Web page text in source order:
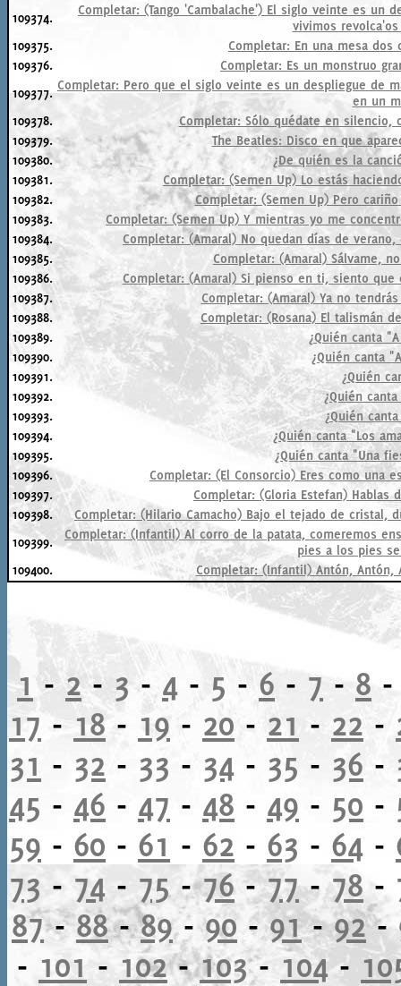
109374.
Completar: (Tango 'Cambalache') El siglo veinte es
vivimos
109375.
Completar: En una mesa
109376.
Completar: Es un monstruo
109377. Completar: Pero que el siglo veinte es un despliegue de
en un
109378.
Completar: Sólo quédate en
109379.
The Beatles: Disco en que
109380.
¿De quién es la
109381.
Completar: (Semen Up) Lo estás
109382.
Completar: (Semen Up) Pero
109383.
Completar: (Semen Up) Y mientras yo me
109384.
Completar: (Amaral) No quedan días de
109385.
Completar: (Amaral) Sálvame,
109386.
Completar: (Amaral) Si pienso en ti, siento
109387.
Completar: (Amaral) Ya no
109388.
Completar: (Rosana) El talismán
109389.
¿Quién canta
109390.
¿Quién canta
109391.
¿Quién
109392.
¿Quién
109393.
¿Quién
109394.
¿Quién canta "Los
109395.
¿Quién canta "Una
109396.
Completar: (El Consorcio) Eres como una
109397.
Completar: (Gloria Estefan)
109398.
Completar: (Hilario Camacho) Bajo el tejado de
109399.
Completar: (Infantil) Al corro de la patata, comeremos
pies a los pies
109400.
Completar: (Infantil) Antón, Antón,
1-2- 3 - 4 - 5 - 6 - 7 - 8
17 - 18 - 19 - 20 - 21 - 22 -
31 - 32 - 33 - 34 - 35 - 36 -
45 - 46 - 47 - 48 - 49 - 50 -
59 - 60 - 61 - 62 - 63 - 64 -
73 - 74 - 75-76 -77-78 -
87-88-89-90-91-92-
- 101 - 102-103- 104-